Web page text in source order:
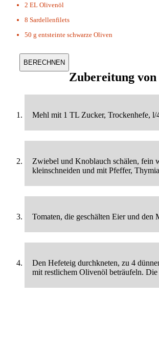
2 EL Olivenöl
8 Sardellenfilets
50 g entsteinte schwarze Oliven
Zubereitung von
Mehl mit 1 TL Zucker, Trockenhefe, l/
Zwiebel und Knoblauch schälen, fein
kleinschneiden und mit Pfeffer,
Tomaten, die geschälten Eier und den
Den Hefeteig durchkneten, zu 4
mit restlichem Olivenöl beträufeln.